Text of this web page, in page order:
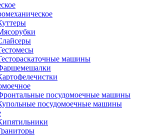
машины
посудомоечные машины
посудомоечные машины